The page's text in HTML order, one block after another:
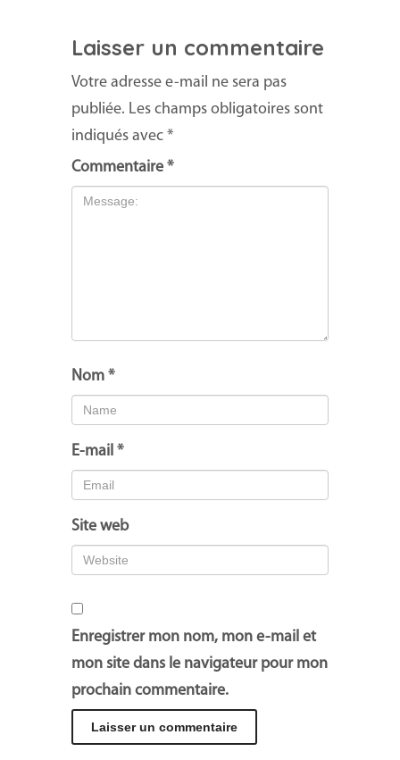
Laisser un commentaire
Votre adresse e-mail ne sera pas
publiée. Les champs obligatoires sont
indiqués avec *
Commentaire *
Nom *
E-mail *
Site web
Enregistrer mon nom, mon e-mail et
mon site dans le navigateur pour mon
prochain commentaire.